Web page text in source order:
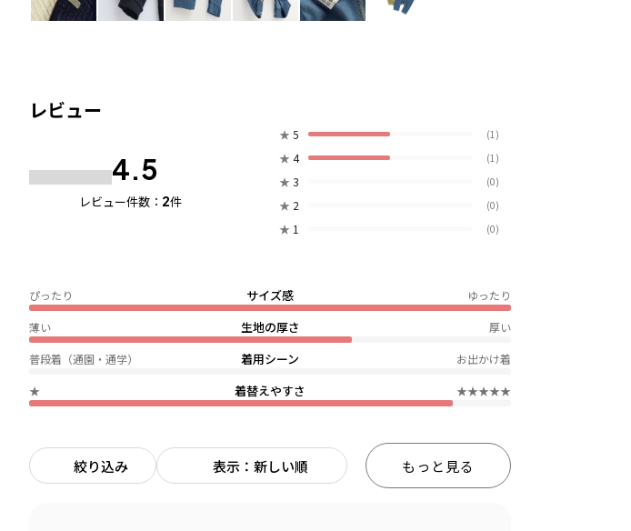
レビュー
4.5
レビュー件数： 2件
★ 5 (1)
★ 4 (1)
★ 3 (0)
★ 2 (0)
★ 1 (0)
サイズ感
ぴったり ゆったり
生地の厚さ
薄い 厚い
着用シーン
普段着（通園・通学） お出かけ着
着替えやすさ
★ ★★★★★
絞り込み 表示：新しい順 もっと見る